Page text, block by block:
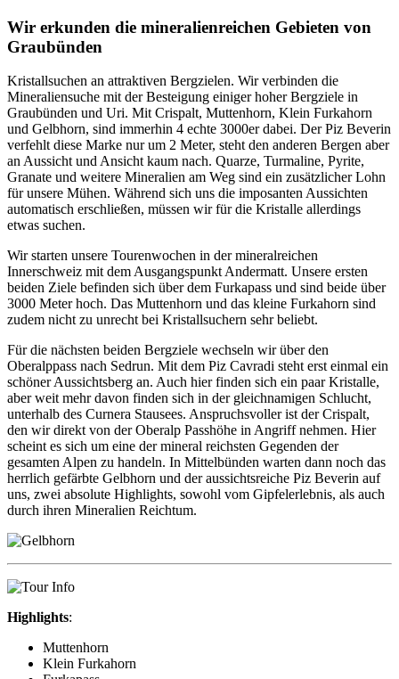
Wir erkunden die mineralienreichen Gebieten von
Graubünden
Kristallsuchen an attraktiven Bergzielen. Wir verbinden die
Mineraliensuche mit der Besteigung einiger hoher Bergziele in
Graubünden und Uri. Mit Crispalt, Muttenhorn, Klein Furkahorn
und Gelbhorn, sind immerhin 4 echte 3000er dabei. Der Piz Beverin
verfehlt diese Marke nur um 2 Meter, steht den anderen Bergen aber
an Aussicht und Ansicht kaum nach. Quarze, Turmaline, Pyrite,
Granate und weitere Mineralien am Weg sind ein zusätzlicher Lohn
für unsere Mühen. Während sich uns die imposanten Aussichten
automatisch erschließen, müssen wir für die Kristalle allerdings
etwas suchen.
Wir starten unsere Tourenwochen in der mineralreichen
Innerschweiz mit dem Ausgangspunkt Andermatt. Unsere ersten
beiden Ziele befinden sich über dem Furkapass und sind beide über
3000 Meter hoch. Das Muttenhorn und das kleine Furkahorn sind
zudem nicht zu unrecht bei Kristallsuchern sehr beliebt.
Für die nächsten beiden Bergziele wechseln wir über den
Oberalppass nach Sedrun. Mit dem Piz Cavradi steht erst einmal ein
schöner Aussichtsberg an. Auch hier finden sich ein paar Kristalle,
aber weit mehr davon finden sich in der gleichnamigen Schlucht,
unterhalb des Curnera Stausees. Anspruchsvoller ist der Crispalt,
den wir direkt von der Oberalp Passhöhe in Angriff nehmen. Hier
scheint es sich um eine der mineral reichsten Gegenden der
gesamten Alpen zu handeln. In Mittelbünden warten dann noch das
herrlich gefärbte Gelbhorn und der aussichtsreiche Piz Beverin auf
uns, zwei absolute Highlights, sowohl vom Gipfelerlebnis, als auch
durch ihren Mineralien Reichtum.
Highlights:
Muttenhorn
Klein Furkahorn